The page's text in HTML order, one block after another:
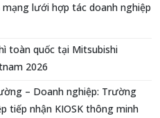
lưới hợp tác doanh nghiệp
toàn quốc tại Mitsubishi
2026
– Doanh nghiệp: Trường
tiếp nhận KIOSK thông minh